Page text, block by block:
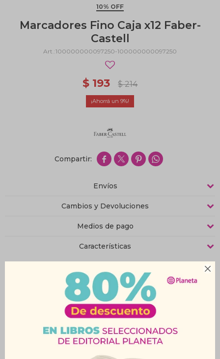

10% OFF
Marcadores Fino Caja x12 Faber-
Castell
100000000097250-100000000097250
$ 193 $ 214
9
   
Envíos
Cambios y Devoluciones
Medios de pago
Características
Productos que te pueden interesar